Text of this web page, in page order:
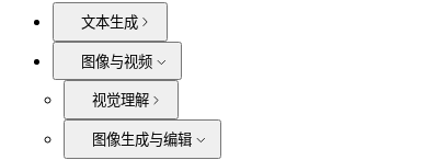
文本生成
图像与视频
视觉理解
图像生成与编辑